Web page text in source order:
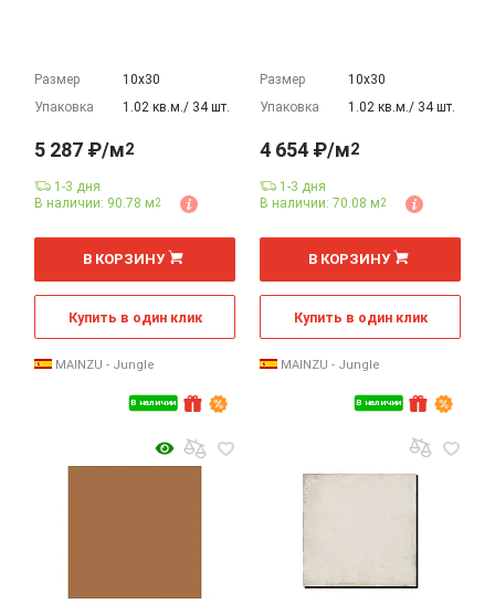
Размер
10х30
Упаковка
1.02 кв.м./ 34 шт.
В наличии
5 287 ₽/м2
1-3 дня
В наличии: 90.78 м2
м
В КОРЗИНУ
Купить в один клик
MAINZU - Jungle
Размер
10х30
Упаковка
1.02 кв.м./ 34 шт.
В наличии
4 654 ₽/м2
1-3 дня
В наличии: 70.08 м2
м
В КОРЗИНУ
Купить в один клик
MAINZU - Jungle